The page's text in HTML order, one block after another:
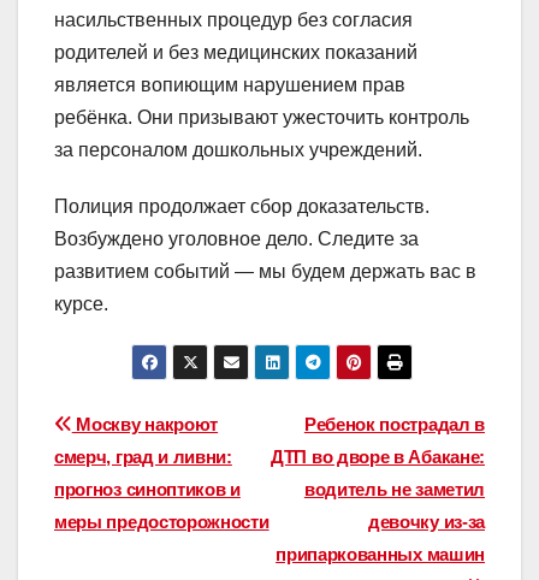
насильственных процедур без согласия
родителей и без медицинских показаний
является вопиющим нарушением прав
ребёнка. Они призывают ужесточить контроль
за персоналом дошкольных учреждений.
Полиция продолжает сбор доказательств.
Возбуждено уголовное дело. Следите за
развитием событий — мы будем держать вас в
курсе.
Навигация
по
записям
Ребенок пострадал в
ДТП во дворе в Абакане:
водитель не заметил
девочку из-за
припаркованных машин
Москву накроют
смерч, град и ливни:
прогноз синоптиков и
меры предосторожности